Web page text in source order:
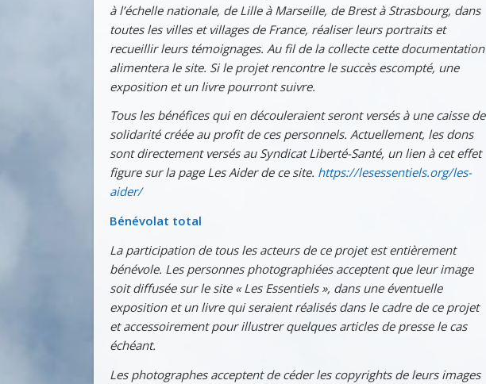
à l’échelle nationale, de Lille à Marseille, de Brest à Strasbourg, dans
toutes les villes et villages de France, réaliser leurs portraits et
recueillir leurs témoignages. Au fil de la collecte cette documentation
alimentera le site. Si le projet rencontre le succès escompté, une
exposition et un livre pourront suivre.
Tous les bénéfices qui en découleraient seront versés à une caisse de
solidarité créée au profit de ces personnels. Actuellement, les dons
sont directement versés au Syndicat Liberté-Santé, un lien à cet effet
figure sur la page Les Aider de ce site. https://lesessentiels.org/les-
aider/
Bénévolat total
La participation de tous les acteurs de ce projet est entièrement
bénévole. Les personnes photographiées acceptent que leur image
soit diffusée sur le site « Les Essentiels », dans une éventuelle
exposition et un livre qui seraient réalisés dans le cadre de ce projet
et accessoirement pour illustrer quelques articles de presse le cas
échéant.
Les photographes acceptent de céder les copyrights de leurs images